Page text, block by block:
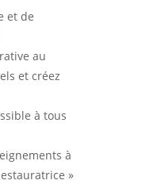
et de
au
et créez
à tous
à
»